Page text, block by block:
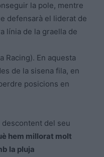
la pole, mentre
defensarà el liderat de
línia de la graella de
Racing). En aquesta
de la sisena fila, en
posicions en
descontent del seu
hem millorat molt
la pluja